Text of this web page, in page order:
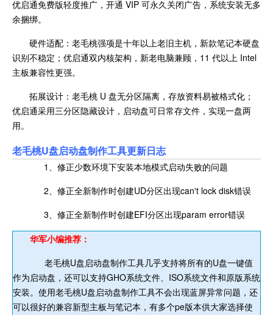
优启通免费版轻度推广，开通 VIP 可永久关闭广告，系统安装无多
余捆绑。
硬件适配：老毛桃强项是十年以上老旧主机，新款笔记本硬盘
识别不稳定；优启通双内核架构，新老电脑兼顾，11 代以上 Intel
主板兼容性更强。
拓展设计：老毛桃 U 盘无分区隔离，存放资料易被格式化；
优启通采用三分区隐藏设计，启动盘可日常存文件，实现一盘两
用。
老毛桃U盘启动盘制作工具更新日志
1、修正少数环境下安装本地模式启动失败的问题
2、修正全新制作时创建UD分区出现can't lock disk错误
3、修正全新制作时创建EFI分区出现param error错误
华军小编推荐：
老毛桃U盘启动盘制作工具几乎支持将所有的U盘一键值
作为启动盘，还可以支持GHO系统文件、ISO系统文件和原版系统
安装。使用老毛桃U盘启动盘制作工具不会出现蓝屏异常问题，还
可以很好的兼容新型主板与笔记本，有多个pe版本供大家选择使